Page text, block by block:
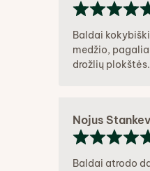
Baldai
medžio,
drožlių plokštės.
Nojus
Baldai atrodo